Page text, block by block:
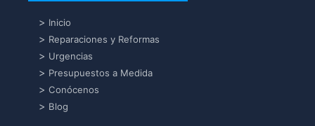
Inicio
Reparaciones y Reformas
Urgencias
Presupuestos a Medida
Conócenos
Blog